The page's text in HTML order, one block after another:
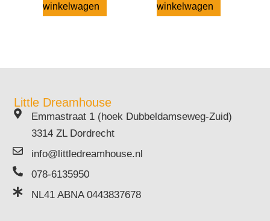
winkelwagen
winkelwagen
Little Dreamhouse
Emmastraat 1 (hoek Dubbeldamseweg-Zuid)
3314 ZL Dordrecht
info@littledreamhouse.nl
078-6135950
NL41 ABNA 0443837678